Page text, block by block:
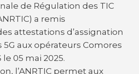
de Régulation des TIC
a remis
attestations d’assignation
aux opérateurs Comores
05 mai 2025.
l’ANRTIC permet aux